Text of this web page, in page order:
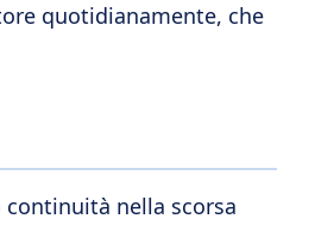
quotidianamente, che
continuità nella scorsa